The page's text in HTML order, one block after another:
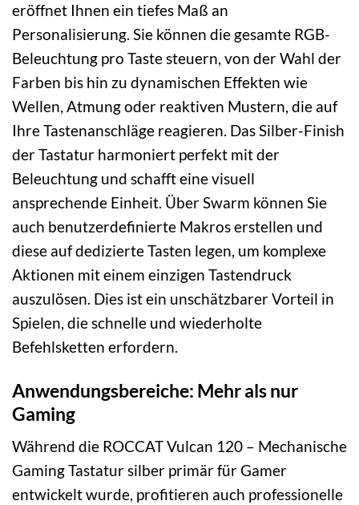
eröffnet Ihnen ein tiefes Maß an
Personalisierung. Sie können die gesamte RGB-
Beleuchtung pro Taste steuern, von der Wahl der
Farben bis hin zu dynamischen Effekten wie
Wellen, Atmung oder reaktiven Mustern, die auf
Ihre Tastenanschläge reagieren. Das Silber-Finish
der Tastatur harmoniert perfekt mit der
Beleuchtung und schafft eine visuell
ansprechende Einheit. Über Swarm können Sie
auch benutzerdefinierte Makros erstellen und
diese auf dedizierte Tasten legen, um komplexe
Aktionen mit einem einzigen Tastendruck
auszulösen. Dies ist ein unschätzbarer Vorteil in
Spielen, die schnelle und wiederholte
Befehlsketten erfordern.
Anwendungsbereiche: Mehr als nur
Gaming
Während die ROCCAT Vulcan 120 – Mechanische
Gaming Tastatur silber primär für Gamer
entwickelt wurde, profitieren auch professionelle